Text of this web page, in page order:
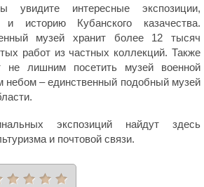
интересные экспозиции,
историю Кубанского казачества.
музей хранит более 12 тысяч
работ из частных коллекций. Также
не лишним посетить музей военной
небом – единственный подобный музей
экспозиций найдут здесь
и почтовой связи.